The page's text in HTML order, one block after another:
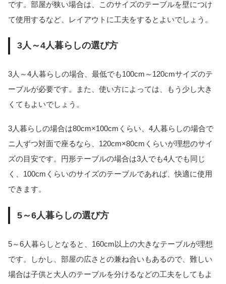
です。部屋が狭い場合は、このサイズのテーブルを壁につけ
て使用するなど、レイアウトに工夫をするとよいでしょう。
3人～4人暮らしの選び方
3人～4人暮らしの場合、最低でも100cm～120cmサイズのテ
ーブルが必要です。また、使い方によっては、もう少し大き
くてもよいでしょう。
3人暮らしの場合は80cm×100cmくらい、4人暮らしの場合で
ニ人ずつ対面で座るなら、120cm×80cmくらいが理想のサイ
ズの目安です。円形テーブルの場合は3人でも4人でも同じ
く、100cmくらいのサイズのテーブルであれば、快適に使用
できます。
5～6人暮らしの選び方
5～6人暮らしとなると、160cm以上の大きなテーブルが理想
です。しかし、部屋の広さとの兼ね合いもあるので、難しい
場合は子供と大人のテーブルを分けるなどの工夫をしてもよ